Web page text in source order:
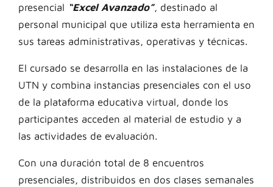
presencial “Excel Avanzado”, destinado al
personal municipal que utiliza esta herramienta en
sus tareas administrativas, operativas y técnicas.
El cursado se desarrolla en las instalaciones de la
UTN y combina instancias presenciales con el uso
de la plataforma educativa virtual, donde los
participantes acceden al material de estudio y a
las actividades de evaluación.
Con una duración total de 8 encuentros
presenciales, distribuidos en dos clases semanales